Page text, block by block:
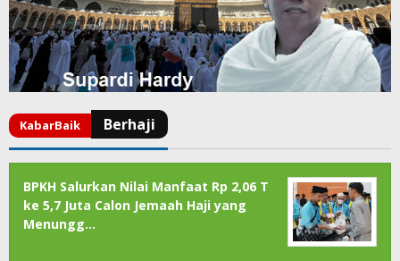
BPKH Salurkan Nilai Manfaat Rp 2,06 T
ke 5,7 Juta Calon Jemaah Haji yang
Menungg…